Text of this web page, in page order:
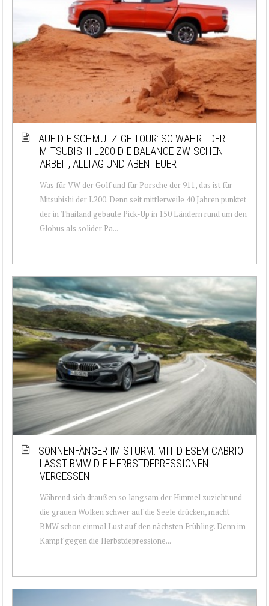
AUF DIE SCHMUTZIGE TOUR: SO WAHRT DER
MITSUBISHI L200 DIE BALANCE ZWISCHEN
ARBEIT, ALLTAG UND ABENTEUER
Was für VW der Golf und für Porsche der 911, das ist für
Mitsubishi der L200. Denn seit mittlerweile 40 Jahren punktet
der in Thailand gebaute Pick-Up in 150 Ländern rund um den
Globus als solider Pa...
SONNENFÄNGER IM STURM: MIT DIESEM CABRIO
LÄSST BMW DIE HERBSTDEPRESSIONEN
VERGESSEN
Während sich draußen so langsam der Himmel zuzieht und
die grauen Wolken schwer auf die Seele drücken, macht
BMW schon einmal Lust auf den nächsten Frühling. Denn im
Kampf gegen die Herbstdepressione...